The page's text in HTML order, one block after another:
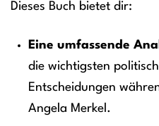
Dieses Buch bietet dir:
Eine umfassende
die wichtigsten
Entscheidungen
Angela Merkel.